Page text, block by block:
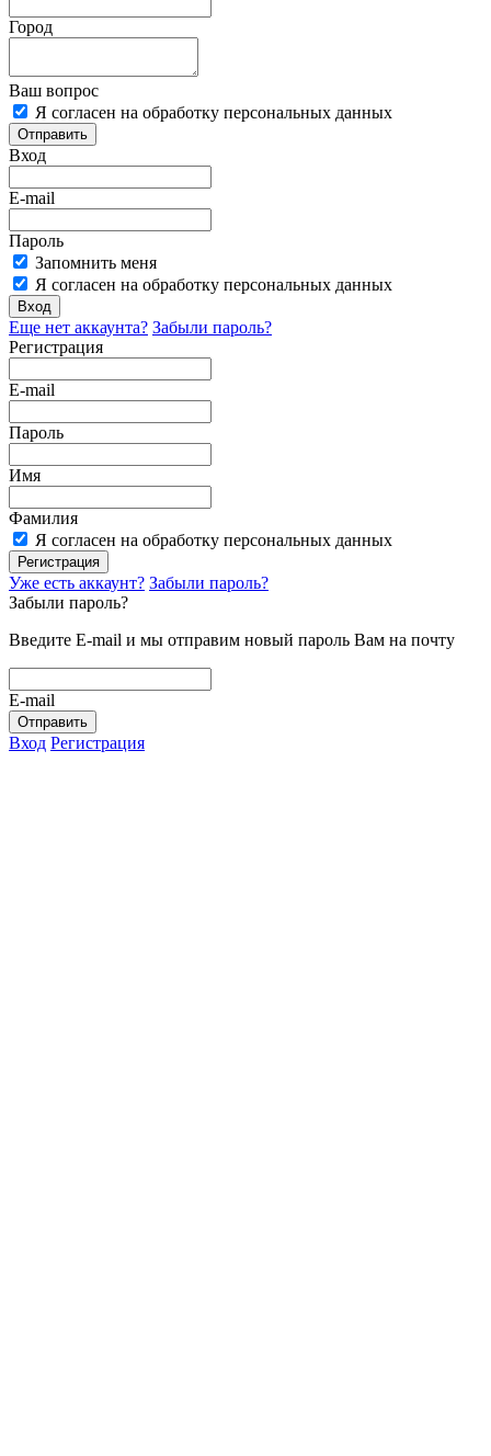
Город
Ваш вопрос
Я согласен на обработку персональных данных
Отправить
Вход
E-mail
Пароль
Запомнить меня
Я согласен на обработку персональных данных
Вход
Еще нет аккаунта? Забыли пароль?
Регистрация
E-mail
Пароль
Имя
Фамилия
Я согласен на обработку персональных данных
Регистрация
Уже есть аккаунт? Забыли пароль?
Забыли пароль?
Введите E-mail и мы отправим новый пароль Вам на почту
E-mail
Отправить
Вход Регистрация